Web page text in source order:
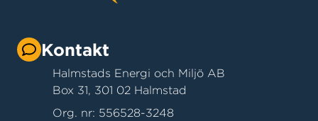
Kontakt
Halmstads Energi och Miljö AB
Box 31, 301 02 Halmstad
Org. nr: 556528-3248